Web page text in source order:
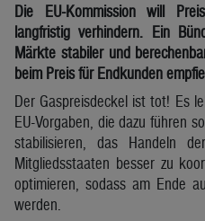
Die EU-Kommission will
langfristig verhindern. Ein
Märkte stabiler und
beim Preis für Endkunden
Der Gaspreisdeckel ist tot! Es
EU-Vorgaben, die dazu führen
stabilisieren, das Handeln
Mitgliedsstaaten besser zu
optimieren, sodass am Ende
werden.